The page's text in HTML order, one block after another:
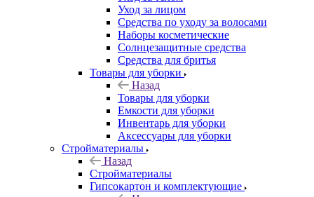
Уход за лицом
Средства по уходу за волосами
Наборы косметические
Солнцезащитные средства
Средства для бритья
Товары для уборки
Назад
Товары для уборки
Емкости для уборки
Инвентарь для уборки
Аксессуары для уборки
Стройматериалы
Назад
Стройматериалы
Гипсокартон и комплектующие